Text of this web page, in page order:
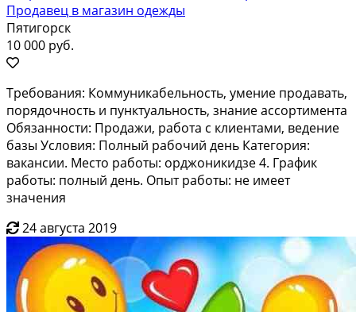
Продавец в магазин одежды
Пятигорск
10 000 руб.
Требования: Коммуникабельность, умение продавать,
порядочность и пунктуальность, знание ассортимента
Обязанности: Продажи, работа с клиентами, ведение
базы Условия: Полный рабочий день Категория:
вакансии. Место работы: орджоникидзе 4. График
работы: полный день. Опыт работы: не имеет
значения
24 августа 2019